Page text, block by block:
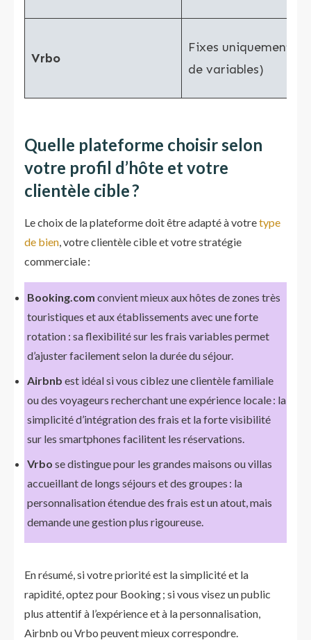
Vrbo
Fixes uniquement
de variables)
Quelle plateforme choisir selon
votre profil d’hôte et votre
clientèle cible ?
Le choix de la plateforme doit être adapté à votretype
de bien, votre clientèle cible et votre stratégie
commerciale :
Booking.com convient mieux aux hôtes de zones très
touristiques et aux établissements avec une forte
rotation : sa flexibilité sur les frais variables permet
d’ajuster facilement selon la durée du séjour.
Airbnb est idéal si vous ciblez une clientèle familiale
ou des voyageurs recherchant une expérience locale : la
simplicité d’intégration des frais et la forte visibilité
sur les smartphones facilitent les réservations.
Vrbo se distingue pour les grandes maisons ou villas
accueillant de longs séjours et des groupes : la
personnalisation étendue des frais est un atout, mais
demande une gestion plus rigoureuse.
En résumé, si votre priorité est la simplicité et la
rapidité, optez pour Booking ; si vous visez un public
plus attentif à l’expérience et à la personnalisation,
Airbnb ou Vrbo peuvent mieux correspondre.